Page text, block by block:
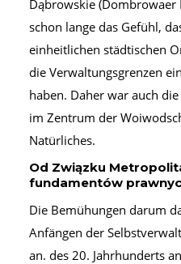
Dąbrowskie (Dombrowaer
schon lange das Gefühl,
einheitlichen städtischen
die Verwaltungsgrenzen
haben. Daher war auch
im Zentrum der
Natürliches.
Od Związku
fundamentów
Die Bemühungen darum
Anfängen der
an. des 20. Jahrhunderts